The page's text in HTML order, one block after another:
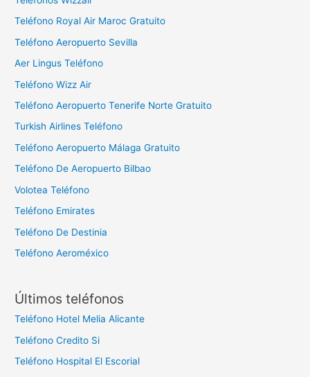
Teléfono Royal Air Maroc Gratuito
Teléfono Aeropuerto Sevilla
Aer Lingus Teléfono
Teléfono Wizz Air
Teléfono Aeropuerto Tenerife Norte Gratuito
Turkish Airlines Teléfono
Teléfono Aeropuerto Málaga Gratuito
Teléfono De Aeropuerto Bilbao
Volotea Teléfono
Teléfono Emirates
Teléfono De Destinia
Teléfono Aeroméxico
Últimos teléfonos
Teléfono Hotel Melia Alicante
Teléfono Credito Si
Teléfono Hospital El Escorial